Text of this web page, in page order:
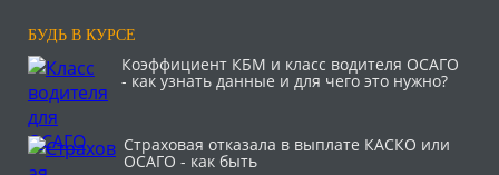
БУДЬ В КУРСЕ
Коэффициент КБМ и класс водителя ОСАГО
- как узнать данные и для чего это нужно?
Страховая отказала в выплате КАСКО или
ОСАГО - как быть